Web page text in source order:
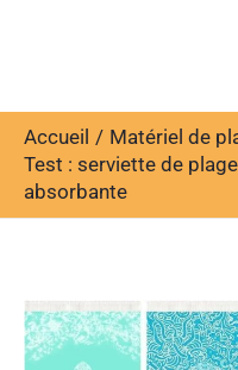
Accueil
Matériel de
Test : serviette de
absorbante